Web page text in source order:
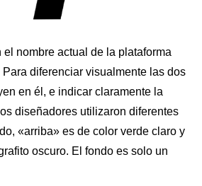
nombre actual de la plataforma
diferenciar visualmente las dos
en él, e indicar claramente la
diseñadores utilizaron diferentes
«arriba» es de color verde claro y
oscuro. El fondo es solo un